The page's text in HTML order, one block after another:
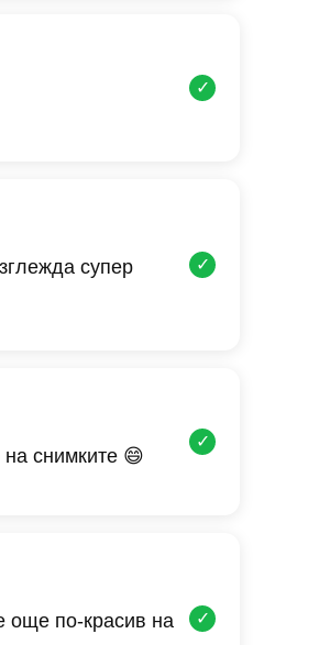
✓
супер
✓
снимките 😄
✓
още по-красив на
✓